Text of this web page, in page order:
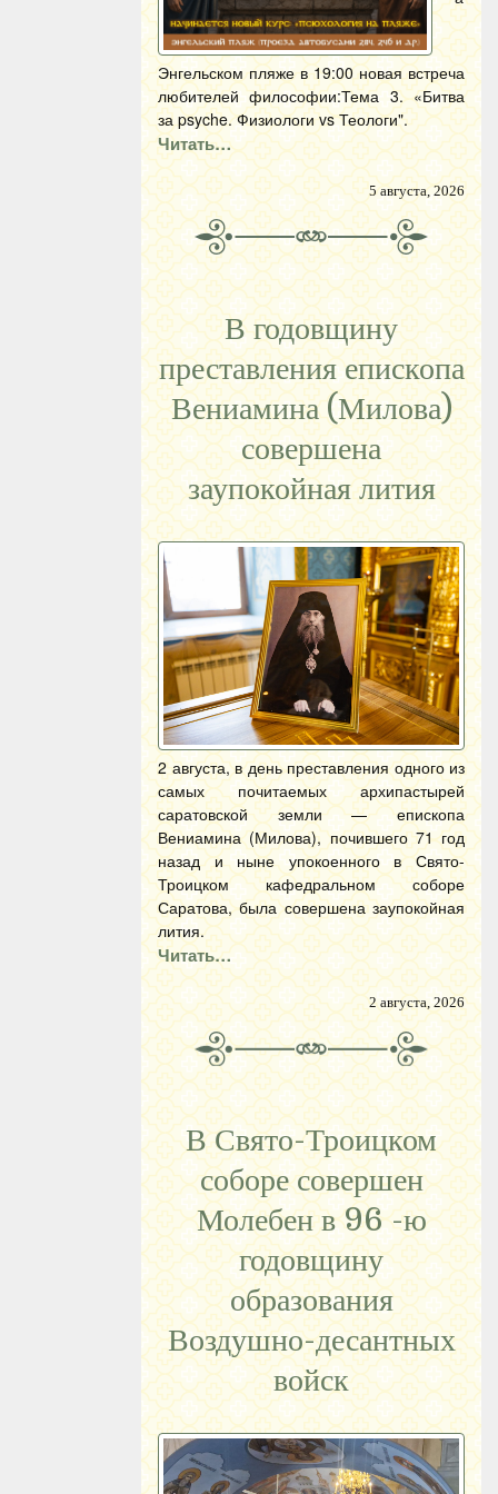
Энгельском пляже в 19:00 новая встреча
любителей философии:Тема 3. «Битва
за psyche. Физиологи vs Теологи".
Читать…
5 августа, 2026
В годовщину
преставления епископа
Вениамина (Милова)
совершена
заупокойная лития
2 августа, в день преставления одного из
самых почитаемых архипастырей
саратовской земли — епископа
Вениамина (Милова), почившего 71 год
назад и ныне упокоенного в Свято-
Троицком кафедральном соборе
Саратова, была совершена заупокойная
лития.
Читать…
2 августа, 2026
В Свято-Троицком
соборе совершен
Молебен в 96 -ю
годовщину
образования
Воздушно-десантных
войск